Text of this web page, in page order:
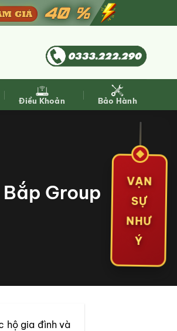
Điều Khoản Bảo Hành
Group
hộ gia đình và
VẠN
SỰ
NHƯ
Ý